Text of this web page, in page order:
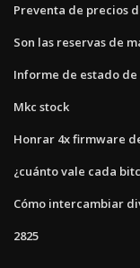
Preventa de precios
Son las reservas de
Informe de estado de
Mkc stock
Honrar 4x firmware
¿cuánto vale cada
Cómo intercambiar
2825